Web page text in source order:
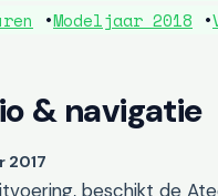
•Modeljaar 2018 •
& navigatie
2017
beschikt de